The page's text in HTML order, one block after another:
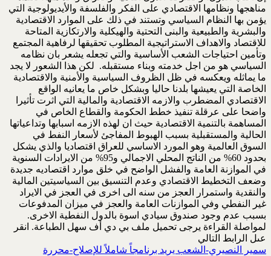
مناهجها ونظامها الاقتصادي على الفكر والفلسفة والأيديولوجية التي
يؤمن بها النظام السياسي وتستند في ذلك على الموارد الاقتصادية
والبشرية والطبيعية والبنى التحتية والهيكلية والارتكازية المتاحة
للاقتصاد والاهداف الاستراتيجية المطلوب تحقيقها لرفاهية المجتمع
وتأمين احتياجات الشعب الأساسية والتي تجعله يشعر بان نظامه
السياسي هو من اجل خدمته وبناء مستقبله. لكن هذا الشعور لا يجد
ما يماثله ويعكسه في ظل الظروف السياسية والأمنية والاقتصادية
الخاصة التي يعيشها بلدنا حاليا وبشكل خاص ما يعانيه الواقع
الاقتصادي المضطرب والازمه الاقتصادية والمالية التي اثرت تأثيرا
واضحا على عرقلة تنفيذ خطط الحكومة والقطاع الخاص في
المساهمة بالتنمية الاقتصادية حيث ان لهذه الازمه اسبابها وتداعياتها
الحالية والمستقبلية بسبب الهبوط المفاجئ لأسعار النفط في
السوق العالمية وهو المورد الاساسي للعراق اقتصاديا والذي يشكل
بحدود 60% من الناتج المحلي الاجمالي و95% من الايرادات السنوية
في الموازنة العامة والفشل الواضح في خلق موارد اقتصاديه جديدة
وضعف التخطيط الاقتصادي وعدم التنسيق بين السياسيتين المالية
والنقدية واستمرار العجز من سنه الى اخرى في العجز في الايراد
غير النفطي وفي الموازنات العامة والعجز في ميزان المدفوعات
بسبب عدم وجود صندوق سيادي اسوة بالدول النفطية الاخرى.
لمواصلة القراءة يرجى تحميل ملف بي دي أف سهل الطباعة. انقر
عىل الرابط التالي
سمير النصيري-الشعب يريد برنامجاً شاملاً للإصلاح-محررة